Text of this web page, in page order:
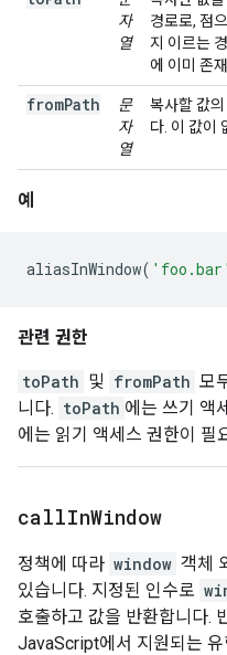
자
열
경로로, 점
지 이르는
에 이미 존
fromPath
문
자
열
복사할 값
다. 이 값이
예
aliasInWindow( 'foo.bar'
관련 권한
toPath 및 fromPath 모
니다. toPath 에는 쓰기 액
에는 읽기 액세스 권한이 필
callInWindow
정책에 따라 window 객체
있습니다. 지정된 인수로
호출하고 값을 반환합니다.
JavaScript에서 지원되는